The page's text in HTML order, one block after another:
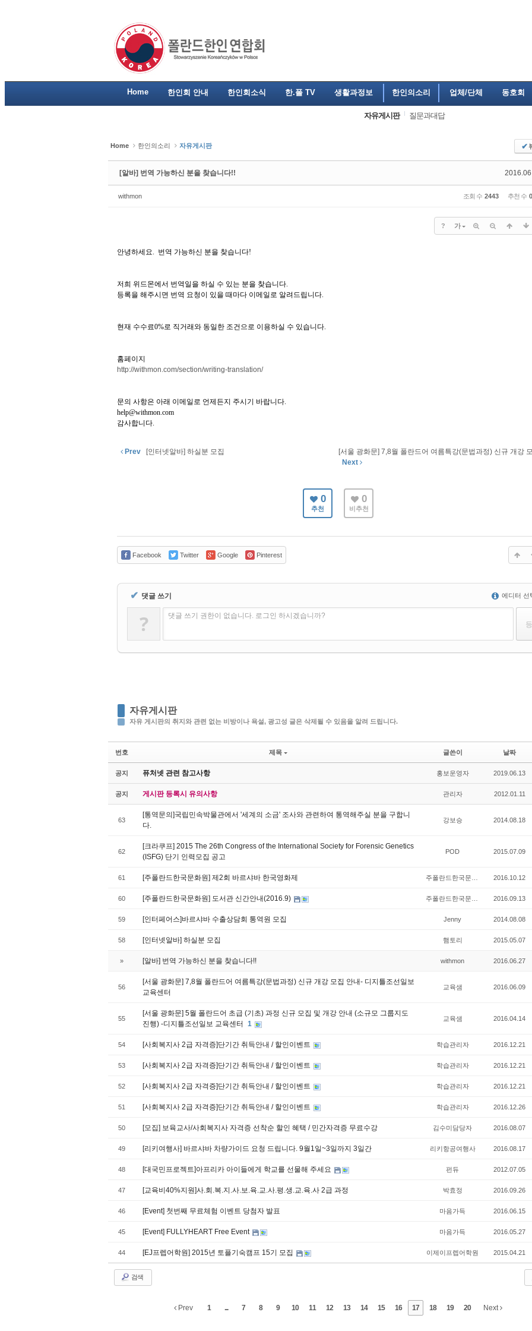
Home 한인회 안내 한인회소식 한.폴 TV 생활과정보 한인의소리 업체/단체 동호회
자유게시판 질문과대답
Home 한인의소리 자유게시판 ✔
[알바] 번역 가능하신 분을 찾습니다!!
withmon 조회 수 2443 추천 수 0
? 가
안녕하세요. 번역 가능하신 분을 찾습니다!
저희 위드몬에서 번역일을 하실 수 있는 분을 찾습니다.
등록을 해주시면 번역 요청이 있을 때마다 이메일로 알려드립니다.
현재 수수료0%로 직거래와 동일한 조건으로 이용하실 수 있습니다.
홈페이지
http://withmon.com/section/writing-translation/
문의 사항은 아래 이메일로 언제든지 주시기 바랍니다.
help@withmon.com
감사합니다.
Prev [인터넷알바] 하실분 모집
[서울 광화문] 7,8월 폴란드어 여름특강(문법과정) 신규 개강
Next
0
추천
0
비추천
Facebook Twitter Google Pinterest
✔ 댓글 쓰기 에디터 선
? 댓글 쓰기 권한이 없습니다. 로그인 하시겠습니까?
자유게시판
자유 게시판의 취지와 관련 없는 비방이나 욕설, 광고성 글은 삭제될 수 있음을 알려 드립니다.
번호 제목 글쓴이 날짜
공지 퓨처넷 관련 참고사항 홍보운영자 2019.06.13
공지 게시판 등록시 유의사항 관리자 2012.01.11
63
[통역문의]국립민속박물관에서 '세계의 소금' 조사와 관련하여 통역해주실 분을 구합니
다.
강보승 2014.08.18
62
[크라쿠프] 2015 The 26th Congress of the International Society for Forensic Genetics
(ISFG) 단기 인력모집 공고
POD 2015.07.09
61 [주폴란드한국문화원] 제2회 바르샤바 한국영화제 2016.10.12
60 [주폴란드한국문화원] 도서관 신간안내(2016.9) 2016.09.13
59 [인터페어스]바르샤바 수출상담회 통역원 모집 Jenny 2014.08.08
58 [인터넷알바] 하실분 모집 햄토리 2015.05.07
» [알바] 번역 가능하신 분을 찾습니다!! withmon 2016.06.27
56
[서울 광화문] 7,8월 폴란드어 여름특강(문법과정) 신규 개강 모집 안내- 디지틀조선일보
교육센터
교육샘 2016.06.09
55
[서울 광화문] 5월 폴란드어 초급 (기초) 과정 신규 모집 및 개강 안내 (소규모 그룹지도
진행) -디지틀조선일보 교육센터
1
교육샘 2016.04.14
54 [사회복지사 2급 자격증]단기간 취득안내 / 할인이벤트 학습관리자 2016.12.21
53 [사회복지사 2급 자격증]단기간 취득안내 / 할인이벤트 학습관리자 2016.12.21
52 [사회복지사 2급 자격증]단기간 취득안내 / 할인이벤트 학습관리자 2016.12.21
51 [사회복지사 2급 자격증]단기간 취득안내 / 할인이벤트 학습관리자 2016.12.26
50 [모집] 보육교사/사회복지사 자격증 선착순 할인 혜택 / 민간자격증 무료수강 김수미담당자 2016.08.07
49 [리키여행사] 바르샤바 차량가이드 요청 드립니다. 9월1일~3일까지 3일간 리키항공여행사 2016.08.17
48 [대국민프로젝트]아프리카 아이들에게 학교를 선물해 주세요 펀듀 2012.07.05
47 [교육비40%지원]사.회.복.지.사.보.육.교.사.평.생.교.육.사 2급 과정 박효정 2016.09.26
46 [Event] 첫번째 무료체험 이벤트 당첨자 발표 마음가득 2016.06.15
45 [Event] FULLYHEART Free Event 마음가득 2016.05.27
44 [EJ프렙어학원] 2015년 토플기숙캠프 15기 모집 이제이프렙어학원 2015.04.21
검색
Prev 1 ... 7 8 9 10 11 12 13 14 15 16 17 18 19 20 Next